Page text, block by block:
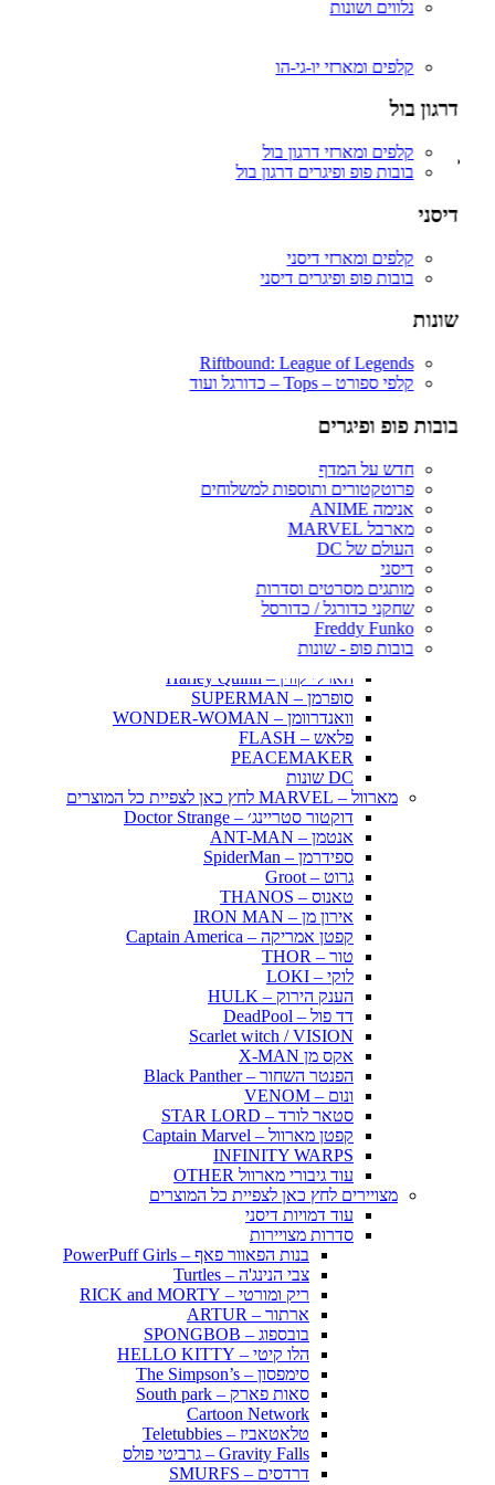
קלפים ומארזי יו-גי-הו
דרגון בול
קלפים ומארזי דרגון בול
בובות פופ ופיגרים דרגון בול
דיסני
קלפים ומארזי דיסני
בובות פופ ופיגרים דיסני
שונות
Riftbound: League of Legends
קלפי ספורט – Tops – כדורגל ועוד
בובות פופ ופיגרים
חדש על המדף
פרוטקטורים ותוספות למשלוחים
אנימה ANIME
מארבל MARVEL
העולם של DC
דיסני
מותגים מסרטים וסדרות
שחקני כדורגל / כדורסל
Freddy Funko
בובות פופ - שונות
נלווים ושונות
Riftbound: League of Legends
בוסטר בוקס / דיספליים – Booster Box’s
בוסטרים מארזים וקלפי אספנות וואן פיס.
מגנים אקרילים, פרוטקטורים וסליבים
בובות פופ ופיגרים – Funko Pop & Figures
כל הפיגרים שלנו – ALL FIGURES
אנימה – ANIME (לחץ כאן לצפיית כל המוצרים)
דרגון בול – Dragon Ball Z
בארוטו – BARUTO
אוותר – Avatar
יו גי הו – Yu Gi Oh
דימון סלייר – Demon Slayer
Hunter X Hunter
אינויאשה
JUJUTSU KAISEN
BLEACH – בליץ'
תלתן שחור – Black Clover
DC דיסי – לחץ כאן לצפייה בכל הפופים
BATMAN COMICS
BATMAN THE MOVIE
הג׳וקר – THE JOKER
הארלי קווין – Harley Quinn
סופרמן – SUPERMAN
וואנדרוומן – WONDER-WOMAN
פלאש – FLASH
PEACEMAKER
DC שונות
מארוול – MARVEL לחץ כאן לצפיית כל המוצרים
דוקטור סטריינג׳ – Doctor Strange
אנטמן – ANT-MAN
ספידרמן – SpiderMan
גרוט – Groot
טאנוס – THANOS
אירון מן – IRON MAN
קפטן אמריקה – Captain America
טור – THOR
לוקי – LOKI
הענק הירוק – HULK
דד פול – DeadPool
Scarlet witch / VISION
אקס מן X-MAN
הפנטר השחור – Black Panther
ונום – VENOM
סטאר לורד – STAR LORD
קפטן מארוול – Captain Marvel
INFINITY WARPS
עוד גיבורי מארוול OTHER
מצויירים לחץ כאן לצפיית כל המוצרים
עוד דמויות דיסני
סדרות מצויירות
בנות הפאוור פאף – PowerPuff Girls
צבי הנינג'ה – Turtles
ריק ומורטי – RICK and MORTY
ארתור – ARTUR
בובספוג – SPONGBOB
הלו קיטי – HELLO KITTY
סימפסון – The Simpson’s
סאות פארק – South park
Cartoon Network
טלאטאביז – Teletubbies
Gravity Falls – גרביטי פולס
דרדסים – SMURFS